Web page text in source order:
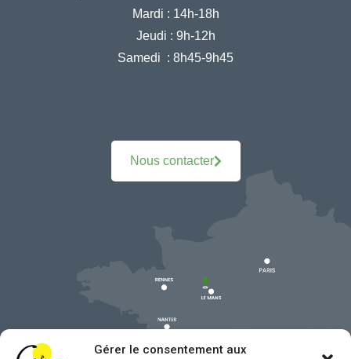
Gérer le consentement aux
Mardi : 14h-18h
Jeudi : 9h-12h
Samedi : 8h45-9h45
Nous contacter